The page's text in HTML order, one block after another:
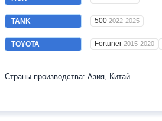
TANK 500 2022-2025
TOYOTA Fortuner 2015-2020
Страны производства: Азия, Китай